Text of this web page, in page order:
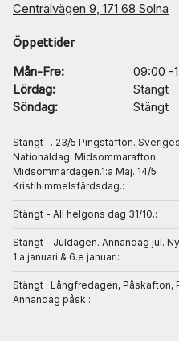
Centralvägen 9, 171 68 Solna
Öppettider
Mån-Fre:
09:00 -
Lördag:
Stängt
Söndag:
Stängt
Stängt -. 23/5 Pingstafton. Sveriges
Nationaldag. Midsommarafton.
Midsommardagen.1:a Maj. 14/5
Kristihimmelsfärdsdag.:
Stängt - All helgons dag 31/10.:
Stängt - Juldagen. Annandag jul.
1.a januari & 6.e januari:
Stängt -Långfredagen, Påskafton,
Annandag påsk.: